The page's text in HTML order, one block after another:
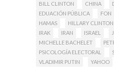
A continuación os
temas de los que
charla de 3 horas.
Leer Más
BILL CLINTON CHINA
EDUACIÓN PÚBLICA
FON
HAMAS
HILLARY CLINTON
IRAK
IRAN ISRAEL
MICHELLE BACHELET
PSICOLOGÍA ELECTORAL
VLADIMIR PUTIN
YAHOO